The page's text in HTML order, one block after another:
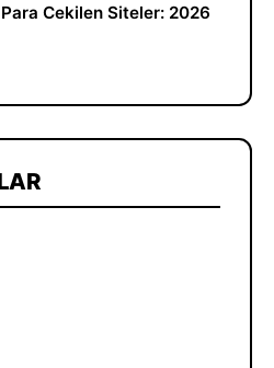
Cekilen Siteler: 2026